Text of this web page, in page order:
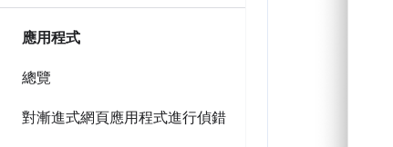
應用程式
總覽
對漸進式網頁應用程式進行偵錯